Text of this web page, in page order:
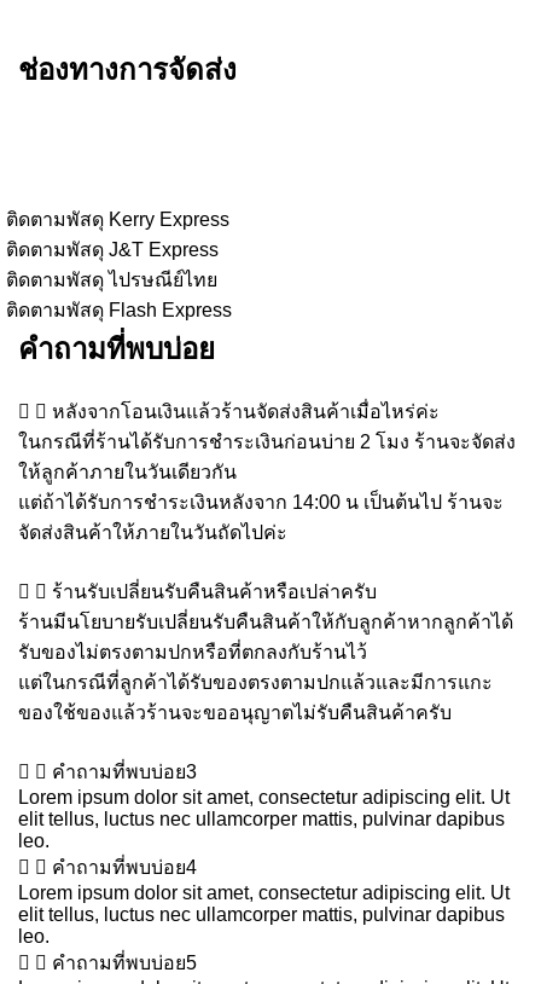
ช่องทางการจัดส่ง
ติดตามพัสดุ Kerry Express
ติดตามพัสดุ J&T Express
ติดตามพัสดุ ไปรษณีย์ไทย
ติดตามพัสดุ Flash Express
คำถามที่พบบ่อย
หลังจากโอนเงินแล้วร้านจัดส่งสินค้าเมื่อไหร่ค่ะ
ในกรณีที่ร้านได้รับการชำระเงินก่อนบ่าย 2 โมง ร้านจะจัดส่ง
ให้ลูกค้าภายในวันเดียวกัน
แต่ถ้าได้รับการชำระเงินหลังจาก 14:00 น เป็นต้นไป ร้านจะ
จัดส่งสินค้าให้ภายในวันถัดไปค่ะ
ร้านรับเปลี่ยนรับคืนสินค้าหรือเปล่าครับ
ร้านมีนโยบายรับเปลี่ยนรับคืนสินค้าให้กับลูกค้าหากลูกค้าได้
รับของไม่ตรงตามปกหรือที่ตกลงกับร้านไว้
แต่ในกรณีที่ลูกค้าได้รับของตรงตามปกแล้วและมีการแกะ
ของใช้ของแล้วร้านจะขออนุญาตไม่รับคืนสินค้าครับ
คำถามที่พบบ่อย3
Lorem ipsum dolor sit amet, consectetur adipiscing elit. Ut
elit tellus, luctus nec ullamcorper mattis, pulvinar dapibus
leo.
คำถามที่พบบ่อย4
Lorem ipsum dolor sit amet, consectetur adipiscing elit. Ut
elit tellus, luctus nec ullamcorper mattis, pulvinar dapibus
leo.
คำถามที่พบบ่อย5